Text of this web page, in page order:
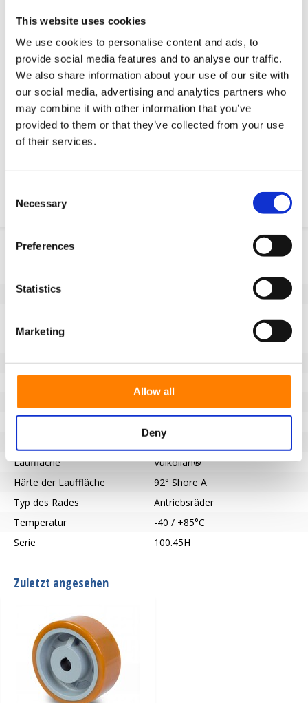
This website uses cookies
We use cookies to personalise content and ads, to
provide social media features and to analyse our traffic.
We also share information about your use of our site with
our social media, advertising and analytics partners who
may combine it with other information that you’ve
provided to them or that they’ve collected from your use
of their services.
Selection
Necessary
Preferences
Statistics
Marketing
Allow all
Deny
3D-CAD-Modelle
Engineering-Dienstleistung
Estimated time:
2 Wochen Lieferzeit (ohne Eilservice).
Benötigen Sie es schneller? Lass uns wissen!
OE-Teil anfordern
Produktinformation
EAN
Raddurchmesser (mm)
160
50
Lauffläche
Vulkollan®
Härte der Lauffläche
92° Shore A
Typ des Rades
Antriebsräder
Temperatur
-40 / +85°C
Serie
100.45H
Zuletzt angesehen